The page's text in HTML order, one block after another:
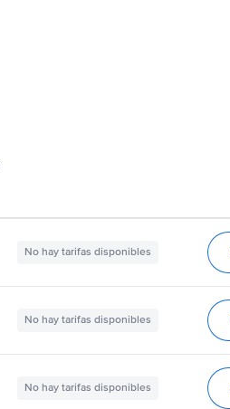
No hay tarifas disponibles
No hay tarifas disponibles
No hay tarifas disponibles